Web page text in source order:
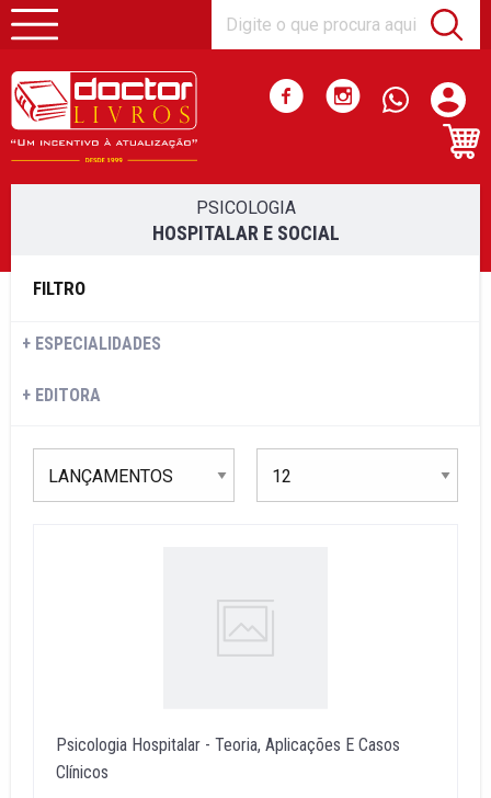
PSICOLOGIA
HOSPITALAR E SOCIAL
FILTRO
ESPECIALIDADES
EDITORA
Psicologia Hospitalar - Teoria, Aplicações E Casos
Clínicos